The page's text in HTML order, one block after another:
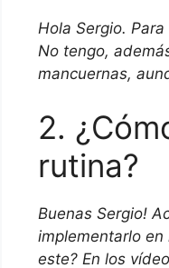
Hola Sergio.
No tengo,
mancuernas,
2.
rutina?
Buenas Sergio!
implementarlo en
este? En los